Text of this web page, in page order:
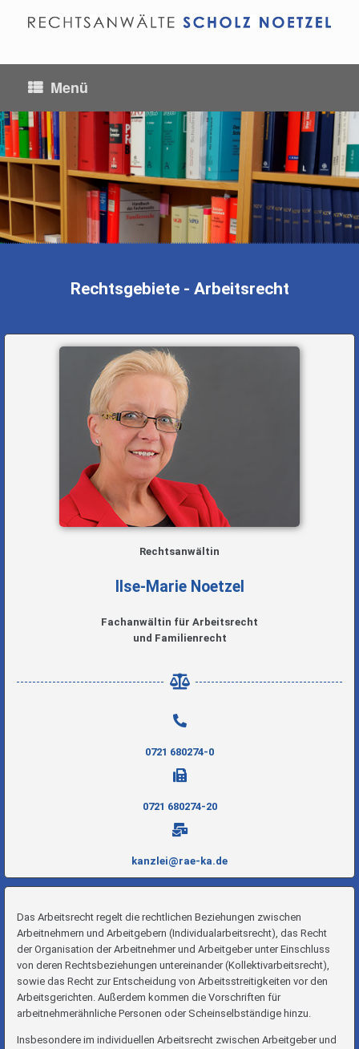
Menü
Arbeitsrecht
Rechtsgebiete - Arbeitsrecht
Rechtsanwältin
Ilse-Marie Noetzel
Fachanwältin für Arbeitsrecht
und Familienrecht
0721 680274-0
0721 680274-20
kanzlei@rae-ka.de
Das Arbeitsrecht regelt die rechtlichen Beziehungen zwischen
Arbeitnehmern und Arbeitgebern (Individualarbeitsrecht), das Recht
der Organisation der Arbeitnehmer und Arbeitgeber unter Einschluss
von deren Rechtsbeziehungen untereinander (Kollektivarbeitsrecht),
sowie das Recht zur Entscheidung von Arbeitsstreitigkeiten vor den
Arbeitsgerichten. Außerdem kommen die Vorschriften für
arbeitnehmerähnliche Personen oder Scheinselbständige hinzu.
Insbesondere im individuellen Arbeitsrecht zwischen Arbeitgeber und